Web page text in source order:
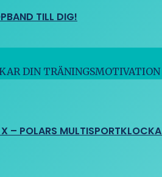
TILL DIG!
DIN
– POLARS